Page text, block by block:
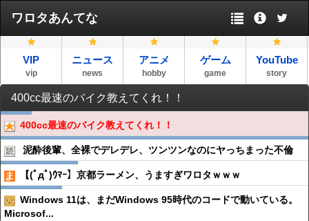
ワロタあんてな
VIP
vip
ニュース
news
アニメ
hobby
ゲーム
game
YouTube
story
400cc最速のバイク教えてくれ！！
400cc最速のバイク教えてくれ！！
泥酔後輩、全裸でデレデレ、ツンツンなのにヤっちまった不倫
【(ﾟдﾟ)ｳﾏｰ】京都ラーメン、うますぎワロタｗｗｗ
Windows 11は、まだWindows 95時代のコードで動いている。
Microsof...